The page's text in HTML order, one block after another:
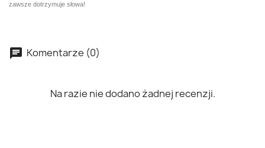
zawsze dotrzymuje słowa!
Komentarze (0)
Na razie nie dodano żadnej recenzji.